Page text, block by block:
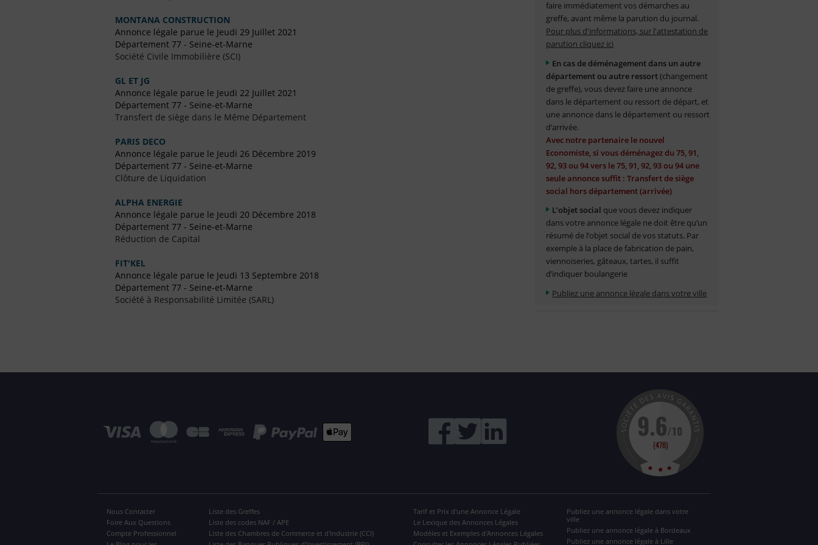
MONTANA CONSTRUCTION
Annonce légale parue le Jeudi 29 Juillet 2021
Département 77 - Seine-et-Marne
Société Civile Immobilière (SCI)
GL ET JG
Annonce légale parue le Jeudi 22 Juillet 2021
Département 77 - Seine-et-Marne
Transfert de siège dans le Même Département
PARIS DECO
Annonce légale parue le Jeudi 26 Décembre 2019
Département 77 - Seine-et-Marne
Clôture de Liquidation
ALPHA ENERGIE
Annonce légale parue le Jeudi 20 Décembre 2018
Département 77 - Seine-et-Marne
Réduction de Capital
FIT'KEL
Annonce légale parue le Jeudi 13 Septembre 2018
Département 77 - Seine-et-Marne
Société à Responsabilité Limitée (SARL)
faire immédiatement vos démarches au
greffe, avant même la parution du journal.
Pour plus d'informations, sur l'attestation de
parution cliquez ici
En cas de déménagement dans un autre
département ou autre ressort(changement
de greffe), vous devez faire une annonce
dans le département ou ressort de départ, et
une annonce dans le département ou ressort
d’arrivée.
Avec notre partenaire le nouvel
Economiste, si vous déménagez du 75, 91,
92, 93 ou 94 vers le 75, 91, 92, 93 ou 94 une
seule annonce suffit : Transfert de siège
social hors département (arrivée)
L’objet social que vous devez indiquer
dans votre annonce légale ne doit être qu’un
résumé de l’objet social de vos statuts. Par
exemple à la place de fabrication de pain,
viennoiseries, gâteaux, tartes, il suffit
d’indiquer boulangerie
Publiez une annonce légale dans votre ville
Nous Contacter
Foire Aux Questions
Compte Professionnel
Liste des Greffes
Liste des codes NAF / APE
Liste des Chambres de Commerce et d'Industrie (CCI)
Tarif et Prix d'une Annonce Légale
Le Lexique des Annonces Légales
Modèles et Exemples d'Annonces Légales
Publiez une annonce légale dans votre
ville
Publiez une annonce légale à Bordeaux
Publiez une annonce légale à Lille